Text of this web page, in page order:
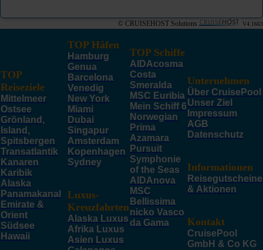
© CRUISEHOST Solutions V4.1663
TOP
Reiseziele
Mittelmeer
Ostsee
Grönland,
Island,
Spitsbergen
Transatlantik
Kanaren
Karibik
Alaska
Panamakanal
Emirate &
Orient
Südsee
Hawaii
TOP Häfen
Hamburg
Genua
Barcelona
Venedig
New York
Miami
Dubai
Singapur
Amsterdam
Kopenhagen
Sydney
Luxus-
Kreuzfahrten
Alaska Luxus
Afrika Luxus
Asien Luxus
TOP Schiffe
AIDAcosma
Costa
Smeralda
MSC Euribia
Mein Schiff 6
Norwegian
Prima
Azamara
Pursuit
Symphonie
of the Seas
AIDAnova
MSC
Bellissima
nicko Vasco
da Gama
Unternehmen
Über CruisePool
Unser Ziel
Impressum
AGB
Datenschutz
Informationen
Reisegutscheine
& Aktionen
Kontakt
CruisePool
GmbH & Co KG